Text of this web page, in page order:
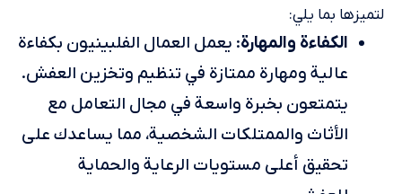
لتميزها بما يلي:
الكفاءة والمهارة: يعمل العمال الفلبينيون بكفاءة
عالية ومهارة ممتازة في تنظيم وتخزين العفش.
يتمتعون بخبرة واسعة في مجال التعامل مع
الأثاث والممتلكات الشخصية، مما يساعدك على
تحقيق أعلى مستويات الرعاية والحماية